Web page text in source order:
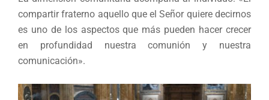
compartir fraterno aquello que el Señor quiere decirnos
es uno de los aspectos que más pueden hacer crecer
en profundidad nuestra comunión y nuestra
comunicación».